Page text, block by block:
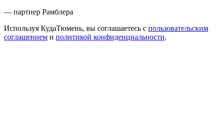
— партнер Рамблера
Используя КудаТюмень, вы соглашаетесь с пользовательским
соглашением и политикой конфиденциальности.